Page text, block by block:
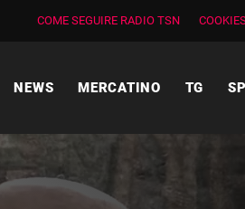
COME SEGUIRE RADIO TSN
NEWS MERCATINO TG